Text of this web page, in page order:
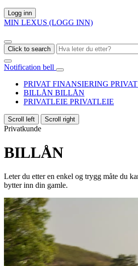
Logg inn
MIN LEXUS (LOGG INN)
Click to search
Notification bell
PRIVAT FINANSIERING
BILLÅN BILLÅN
PRIVATLEIE PRIVATLEIE
Scroll left Scroll right
Privatkunde
BILLÅN
Leter du etter en enkel og trygg måte du
bytter inn din gamle.